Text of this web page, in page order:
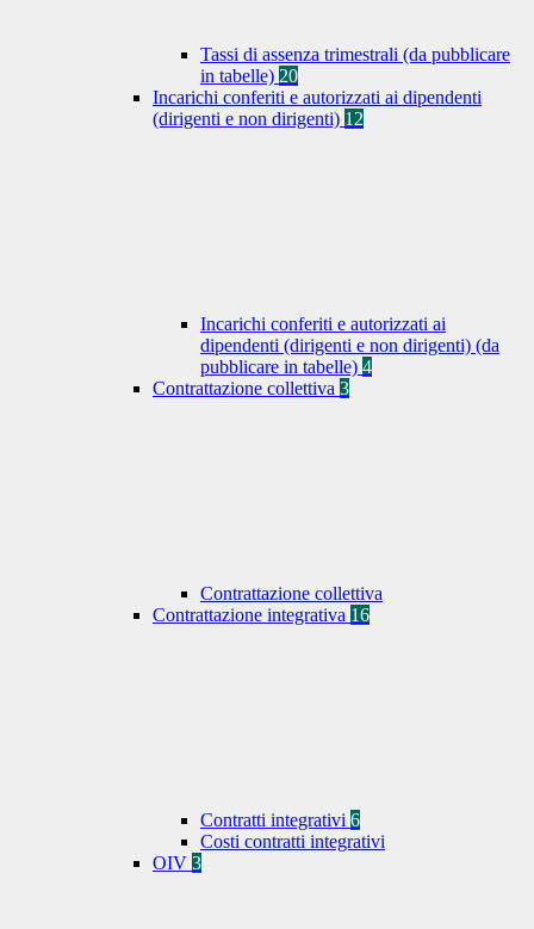
Tassi di assenza trimestrali (da pubblicare
in tabelle) 20
Incarichi conferiti e autorizzati ai dipendenti
(dirigenti e non dirigenti) 12
Incarichi conferiti e autorizzati ai
dipendenti (dirigenti e non dirigenti) (da
pubblicare in tabelle) 4
Contrattazione collettiva 3
Contrattazione collettiva
Contrattazione integrativa 16
Contratti integrativi 6
Costi contratti integrativi
OIV 3